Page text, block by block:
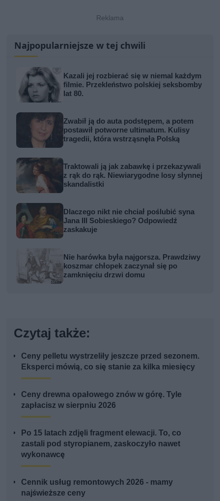
Najpopularniejsze w tej chwili
Kazali jej rozbierać się w niemal każdym
filmie. Przekleństwo polskiej seksbomby
lat 80.
Zwabił ją do auta podstępem, a potem
postawił potworne ultimatum. Kulisy
tragedii, która wstrząsnęła Polską
Traktowali ją jak zabawkę i przekazywali
z rąk do rąk. Niewiarygodne losy słynnej
skandalistki
Dlaczego nikt nie chciał poślubić syna
Jana III Sobieskiego? Odpowiedź
zaskakuje
Nie harówka była najgorsza. Prawdziwy
koszmar chłopek zaczynał się po
zamknięciu drzwi domu
Czytaj także:
Ceny pelletu wystrzeliły jeszcze przed sezonem.
Eksperci mówią, co się stanie za kilka miesięcy
Ceny drewna opałowego znów w górę. Tyle
zapłacisz w sierpniu 2026
Po 15 latach zdjęli fragment elewacji. To, co
zastali pod styropianem, zaskoczyło nawet
wykonawcę
Cennik usług remontowych 2026 - mamy
najświeższe ceny